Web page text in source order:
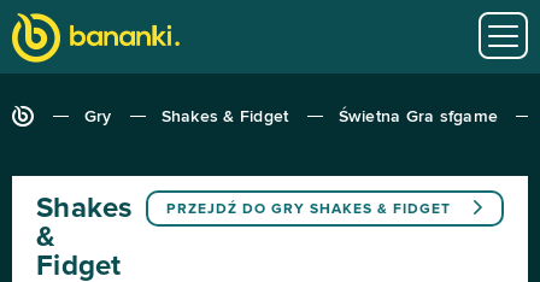
Gry Shakes & Fidget Świetna Gra sfgame
PRZEJDŹ DO GRY SHAKES & FIDGET
Shakes
&
Fidget